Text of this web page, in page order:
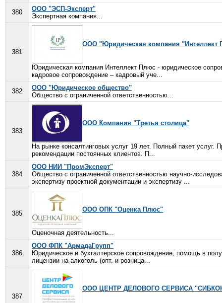
380
ООО "ЭСП-Эксперт"
Экспертная компания...
381
ООО "Юридическая компания "Интеллект
Юридическая компания Интеллект Плюс - юридическое
кадровое сопровождение – кадровый уче...
382
ООО "Юридическое общество"
Общество с ограниченной ответственностью...
383
ООО Компания "Третья столица"
На рынке консалтинговых услуг 19 лет. Полный пакет
рекомендации постоянных клиентов. П...
384
ООО НИИ "ПромЭксперт"
Общество с ограниченной ответственностью научно-
экспертизу проектной документации и экспертизу ...
385
ООО ОПК "Оценка Плюс"
Оценочная деятельность...
386
ООО ФПК "АрмадаГрупп"
Юридическое и бухгалтерское сопровождение, помощь в
лицензии на алкоголь (опт. и розница...
387
ООО ЦЕНТР ДЕЛОВОГО СЕРВИСА